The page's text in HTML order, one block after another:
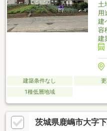
土
用
建
容
建
建築条件なし
1種低層地域
茨城県鹿嶋市大字